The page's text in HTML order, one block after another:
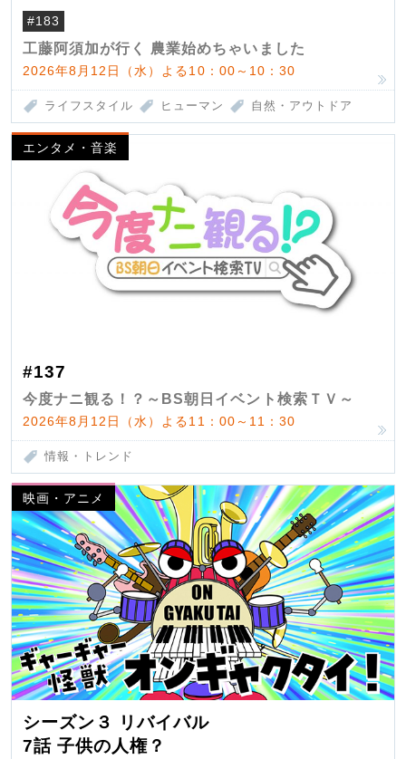
#183
工藤阿須加が行く 農業始めちゃいました
2026年8月12日（水）よる10：00～10：30
ライフスタイル ヒューマン 自然・アウトドア
エンタメ・音楽
#137
今度ナニ観る！？～BS朝日イベント検索ＴＶ～
2026年8月12日（水）よる11：00～11：30
情報・トレンド
映画・アニメ
シーズン３ リバイバル
7話 子供の人権？